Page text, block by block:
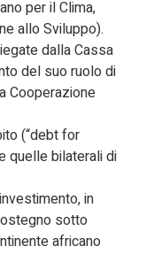
per il Clima,
allo Sviluppo).
dalla Cassa
del suo ruolo di
Cooperazione
(“debt for
quelle bilaterali di
in
sotto
africano